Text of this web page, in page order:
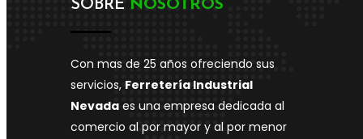
SOBRE NOSOTROS
Con mas de 25 años ofreciendo sus
servicios, Ferretería Industrial
Nevada es una empresa dedicada al
comercio al por mayor y al por menor